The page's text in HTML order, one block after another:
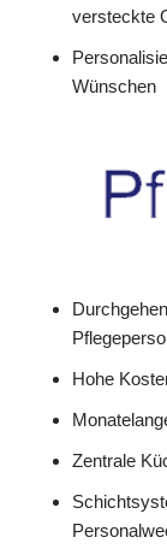
versteckte
Wünschen
Hohe
Zentrale